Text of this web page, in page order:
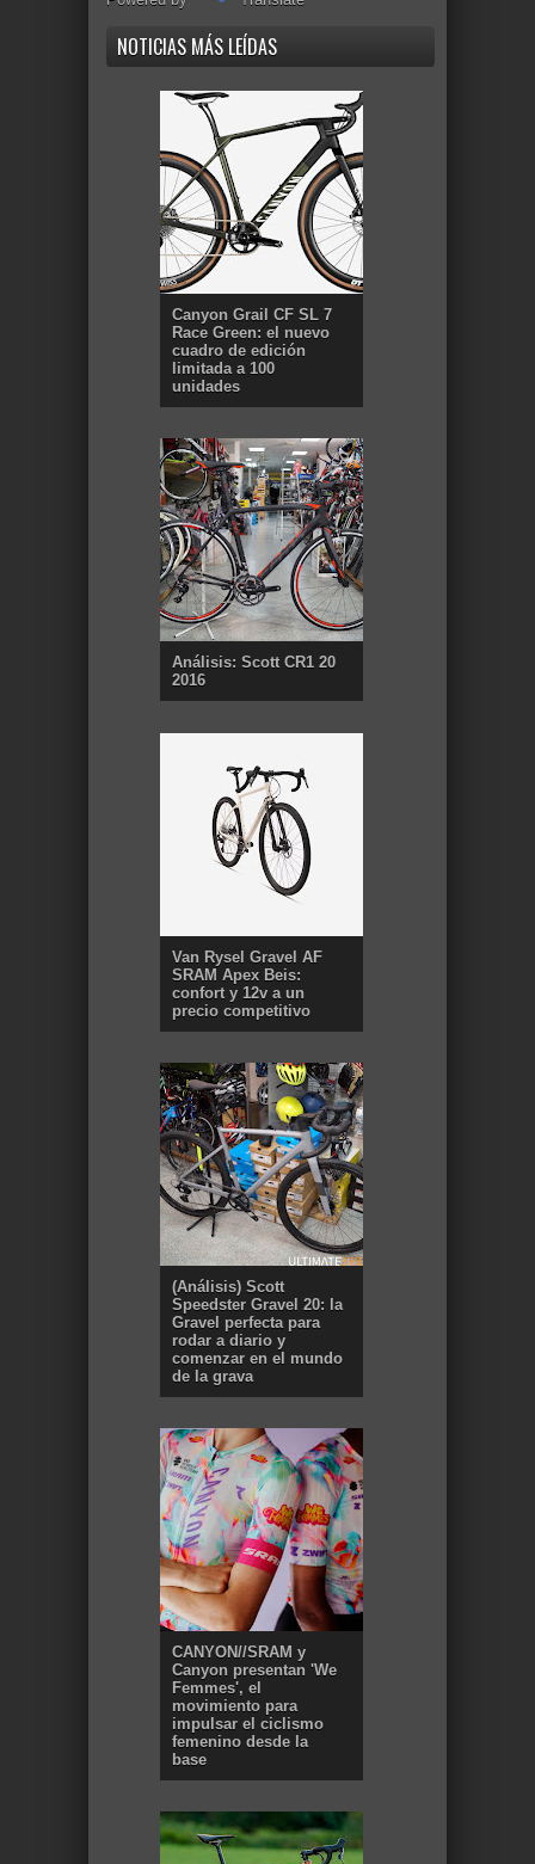
NOTICIAS MÁS LEÍDAS
Canyon Grail CF SL 7
Race Green: el nuevo
cuadro de edición
limitada a 100
unidades
Análisis: Scott CR1 20
2016
Van Rysel Gravel AF
SRAM Apex Beis:
confort y 12v a un
precio competitivo
(Análisis) Scott
Speedster Gravel 20: la
Gravel perfecta para
rodar a diario y
comenzar en el mundo
de la grava
CANYON//SRAM y
Canyon presentan 'We
Femmes', el
movimiento para
impulsar el ciclismo
femenino desde la
base